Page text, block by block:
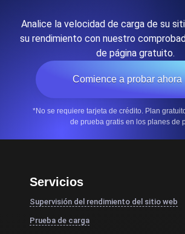
Analice la velocidad de carga de su
su rendimiento con nuestro
de página gratuito.
Comience a probar ahora
*No se requiere tarjeta de crédito. Plan
de prueba gratis en los planes de
Servicios
Supervisión del rendimiento del sitio web
Prueba de carga